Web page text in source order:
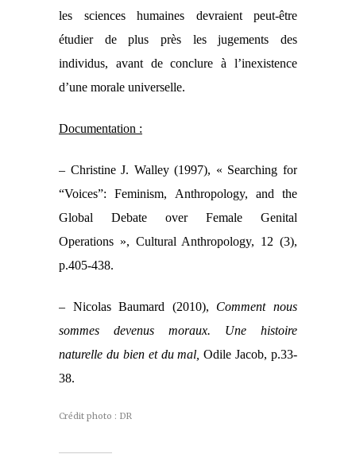
les sciences humaines devraient peut-être
étudier de plus près les jugements des
individus, avant de conclure à l’inexistence
d’une morale universelle.
Documentation :
– Christine J. Walley (1997), « Searching for
“Voices”: Feminism, Anthropology, and the
Global Debate over Female Genital
Operations », Cultural Anthropology, 12 (3),
p.405-438.
– Nicolas Baumard (2010), Comment nous
sommes devenus moraux. Une histoire
naturelle du bien et du mal,Odile Jacob, p.33-
38.
Crédit photo : DR